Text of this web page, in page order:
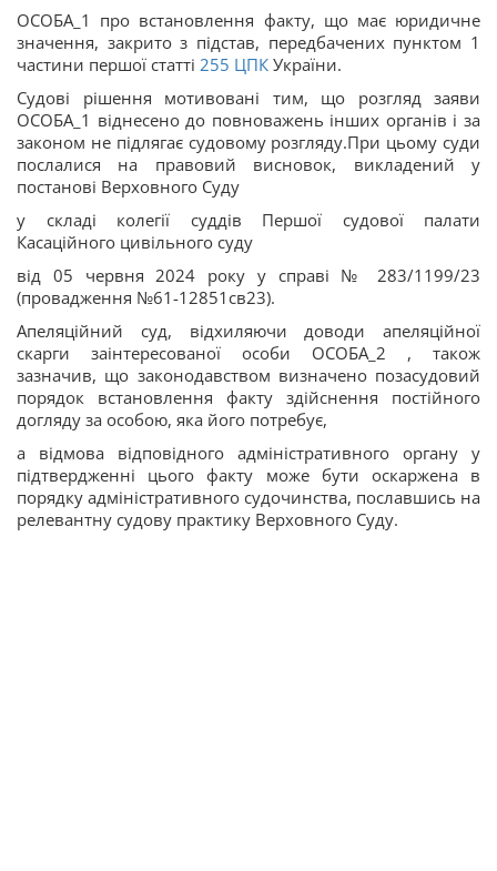
ОСОБА_1 про встановлення факту, що має юридичне
значення, закрито з підстав, передбачених пунктом 1
частини першої статті 255 ЦПК України.
Судові рішення мотивовані тим, що розгляд заяви
ОСОБА_1 віднесено до повноважень інших органів і за
законом не підлягає судовому розгляду.При цьому суди
послалися на правовий висновок, викладений у
постанові Верховного Суду
у складі колегії суддів Першої судової палати
Касаційного цивільного суду
від 05 червня 2024 року у справі № 283/1199/23
(провадження №61-12851св23).
Апеляційний суд, відхиляючи доводи апеляційної
скарги заінтересованої особи ОСОБА_2 , також
зазначив, що законодавством визначено позасудовий
порядок встановлення факту здійснення постійного
догляду за особою, яка його потребує,
а відмова відповідного адміністративного органу у
підтвердженні цього факту може бути оскаржена в
порядку адміністративного судочинства, пославшись на
релевантну судову практику Верховного Суду.